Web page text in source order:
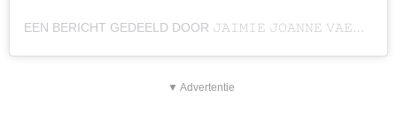
EEN BERICHT GEDEELD DOOR 𝙹𝙰𝙸𝙼𝙸𝙴 𝙹𝙾𝙰𝙽𝙽𝙴 𝚅𝙰𝙴𝚂 (@JAIMIEVAES)
▼ Advertentie